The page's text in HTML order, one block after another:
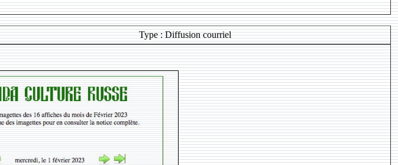
Type : Diffusion courriel